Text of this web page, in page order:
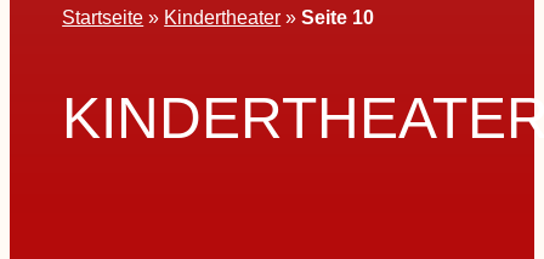
Startseite » Kindertheater »Seite 10